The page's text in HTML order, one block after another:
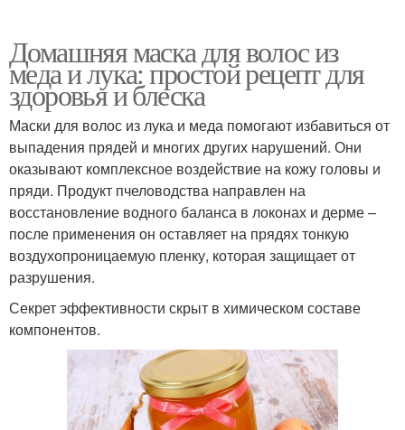
Домашняя маска для волос из
меда и лука: простой рецепт для
здоровья и блеска
Маски для волос из лука и меда помогают избавиться от
выпадения прядей и многих других нарушений. Они
оказывают комплексное воздействие на кожу головы и
пряди. Продукт пчеловодства направлен на
восстановление водного баланса в локонах и дерме –
после применения он оставляет на прядях тонкую
воздухопроницаемую пленку, которая защищает от
разрушения.
Секрет эффективности скрыт в химическом составе
компонентов.